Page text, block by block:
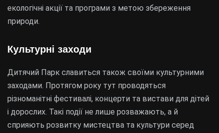
екологічні акції та програми з метою збереження
природи.
Культурні заходи
Дитячий Парк славиться також своїми культурними
заходами. Протягом року тут проводяться
різноманітні фестивалі, концерти та вистави для дітей
і дорослих. Такі події не лише розважають, а й
сприяють розвитку мистецтва та культури серед